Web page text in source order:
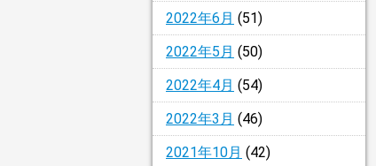
2022年6月 (51)
2022年5月 (50)
2022年4月 (54)
2022年3月 (46)
2021年10月 (42)